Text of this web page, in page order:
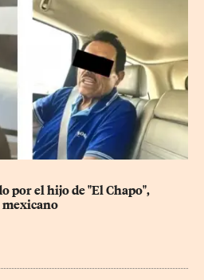
por el hijo de "El Chapo",
mexicano